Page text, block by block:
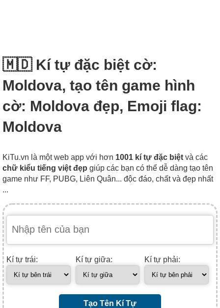
🇲🇩 Kí tự đặc biệt cờ:
Moldova, tạo tên game hình
cờ: Moldova đẹp, Emoji flag:
Moldova
KiTu.vn là một web app với hơn 1001 kí tự đặc biệt và các
chữ kiểu tiếng việt đẹp giúp các bạn có thể dễ dàng tạo tên
game như FF, PUBG, Liên Quân... độc đáo, chất và đẹp nhất
...
Kí tự trái: Kí tự giữa: Kí tự phải:
Tạo Tên Kí Tự